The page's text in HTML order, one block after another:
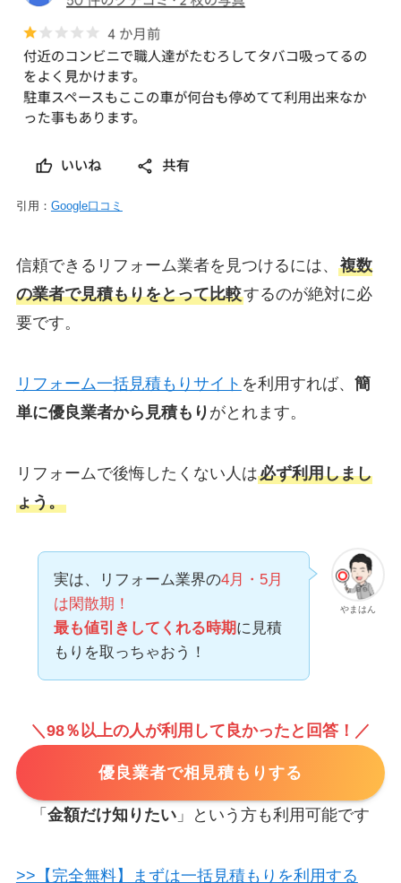
引用： Google口コミ
信頼できるリフォーム業者を見つけるには、 複数
の業者で見積もりをとって比較するのが絶対に必
要です。
リフォーム一括見積もりサイト を利用すれば、 簡
単に優良業者から見積もり がとれます。
リフォームで後悔したくない人は必ず利用しまし
ょう。
やまはん
実は、リフォーム業界の4月・5月
は閑散期！
最も値引きしてくれる時期に見積
もりを取っちゃおう！
＼98％以上の人が利用して良かったと回答！／
優良業者で相見積もりする
「 金額だけ知りたい 」という方も利用可能です
>>【完全無料】まずは一括見積もりを利用する